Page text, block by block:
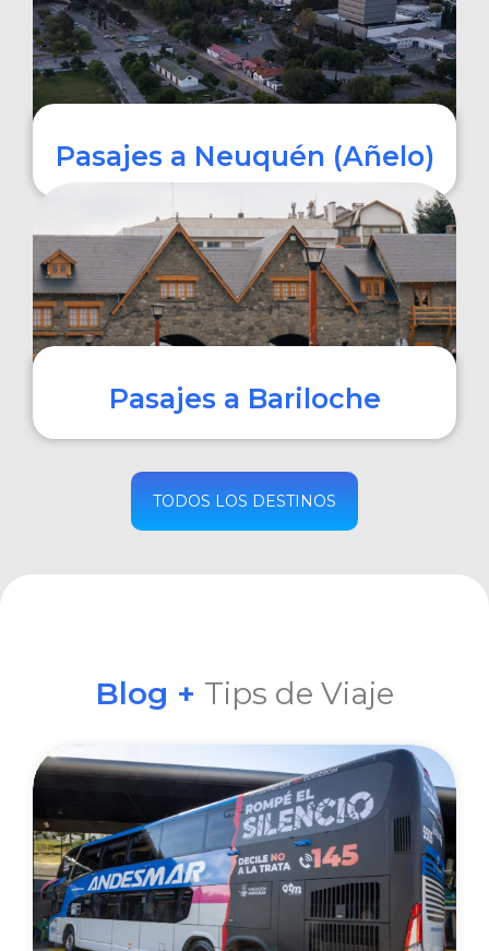
Pasajes a Neuquén (Añelo)
COMPRAR
Pasajes a Bariloche
COMPRAR
TODOS LOS DESTINOS
Blog + Tips de Viaje